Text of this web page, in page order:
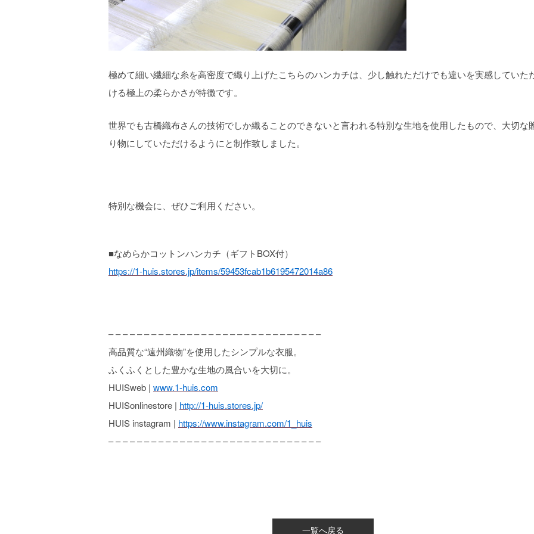
極めて細い繊細な糸を高密度で織り上げたこちらのハンカチは、少し触れただけでも違いを実感していた
ける極上の柔らかさが特徴です。
世界でも古橋織布さんの技術でしか織ることのできないと言われる特別な生地を使用したもので、大切な
り物にしていただけるようにと制作致しました。
特別な機会に、ぜひご利用ください。
■なめらかコットンハンカチ（ギフトBOX付）
https://1-huis.stores.jp/items/59453fcab1b6195472014a86
– – – – – – – – – – – – – – – – – – – – – – – – – – – – – –
高品質な“遠州織物”を使用したシンプルな衣服。
ふくふくとした豊かな生地の風合いを大切に。
HUISweb | www.1-huis.com
HUISonlinestore | http://1-huis.stores.jp/
HUIS instagram | https://www.instagram.com/1_huis
– – – – – – – – – – – – – – – – – – – – – – – – – – – – – –
一覧へ戻る